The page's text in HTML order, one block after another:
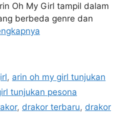
Oh My Girl tampil dalam
berbeda genre dan
, arin oh my girl tunjukan
tunjukan pesona
, drakor terbaru, drakor